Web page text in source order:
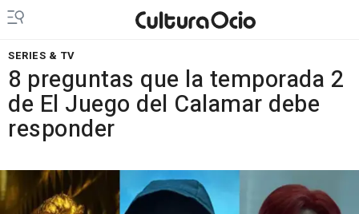
SERIES & TV
8 preguntas que la temporada 2
de El Juego del Calamar debe
responder